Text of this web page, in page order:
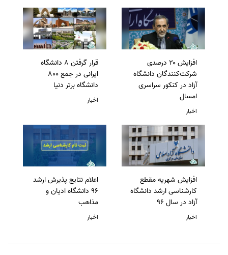
افزایش ۲۰ درصدی
شرکت‌کنندگان دانشگاه
آزاد در کنکور سراسری
امسال
اخبار
قرار گرفتن 8 دانشگاه
ایرانی در جمع 800
دانشگاه برتر دنیا
اخبار
افزایش شهریه مقطع
کارشناسی ارشد دانشگاه
آزاد در سال 96
اخبار
اعلام نتایج پذیرش ارشد
96 دانشگاه ادیان و
مذاهب
اخبار